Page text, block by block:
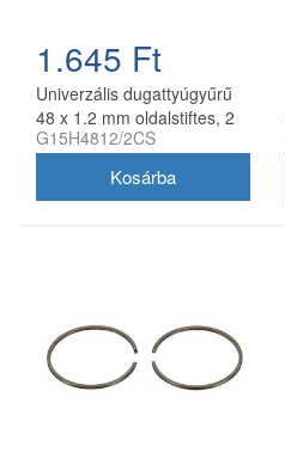
1.645 Ft
Univerzális dugattyúgyűrű
48 x 1.2 mm oldalstiftes, 2
db/csomag, utángyártott
G15H4812/2CS